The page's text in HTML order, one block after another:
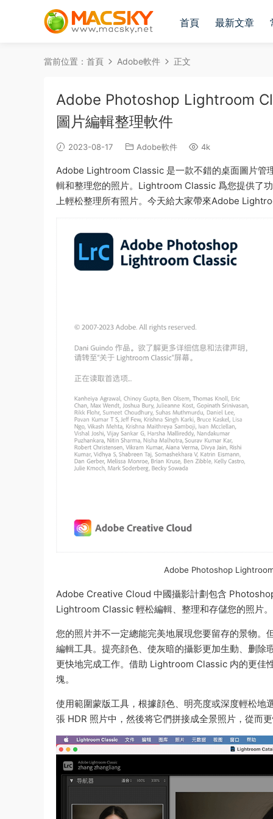
首頁 最新文章
當前位置： 首頁 Adobe軟件 正文
Adobe Photoshop Lightroom
圖片編輯整理軟件
2023-08-17 Adobe軟件 4k
Adobe Lightroom Classic 是一款不錯的桌面圖片管
輯和整理您的照片。Lightroom Classic 爲您提供了
上輕松整理所有照片。今天給大家帶來Adobe
Adobe Photoshop
Adobe Creative Cloud 中國攝影計劃包含
Lightroom Classic 輕松編輯、整理和存儲您的照片。
您的照片并不一定總能完美地展現您要留存的景物
編輯工具。提亮顔色、使灰暗的攝影更加生動、删
更快地完成工作。借助 Lightroom Classic 内的更佳
塊。
使用範圍蒙版工具，根據顔色、明亮度或深度輕松
張 HDR 照片中，然後将它們拼接成全景照片，從而